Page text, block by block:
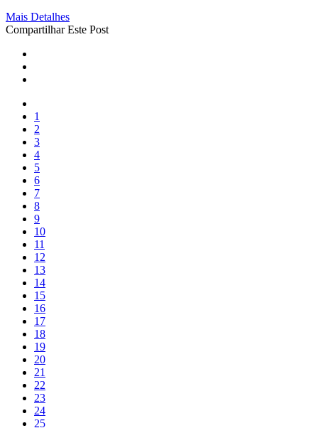
Mais Detalhes
Compartilhar Este Post
1
2
3
4
5
6
7
8
9
10
11
12
13
14
15
16
17
18
19
20
21
22
23
24
25